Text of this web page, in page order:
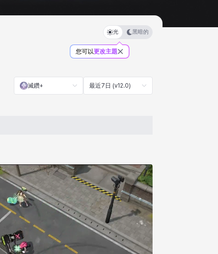
光 黑暗的
您可以更改主題
滅鑽+ 最近7日 (v12.0)